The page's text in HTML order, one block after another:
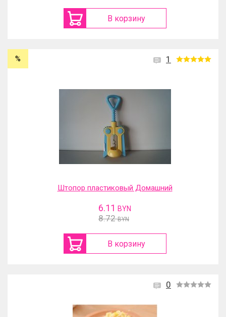
В корзину
1
%
Штопор пластиковый Домашний
6.11 BYN
8.72 BYN
В корзину
0